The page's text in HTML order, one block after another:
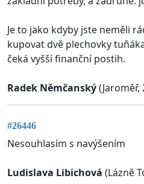
Je to jako kdyby jste neměli
kupovat dvě plechovky
čeká vyšší finanční postih.
Radek Němčanský(Jaroměř,
#26446
Nesouhlasím s navýšením
Ludislava Libichová (Lázně